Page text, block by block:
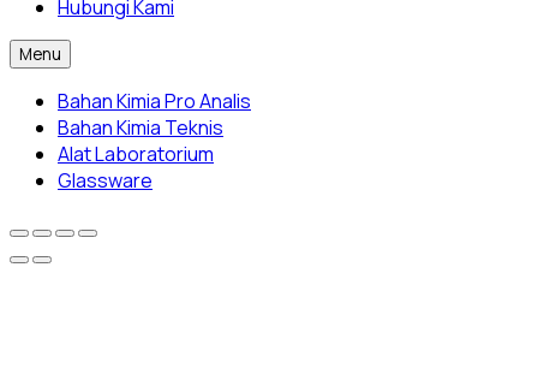
Hubungi Kami
Menu
Bahan Kimia Pro Analis
Bahan Kimia Teknis
Alat Laboratorium
Glassware